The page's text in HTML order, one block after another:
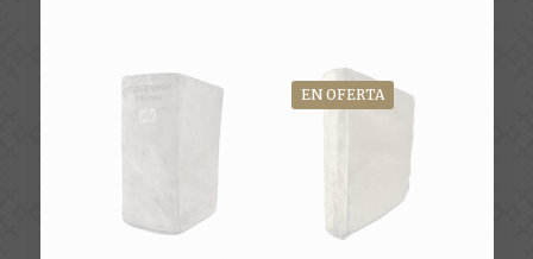
EN OFERTA